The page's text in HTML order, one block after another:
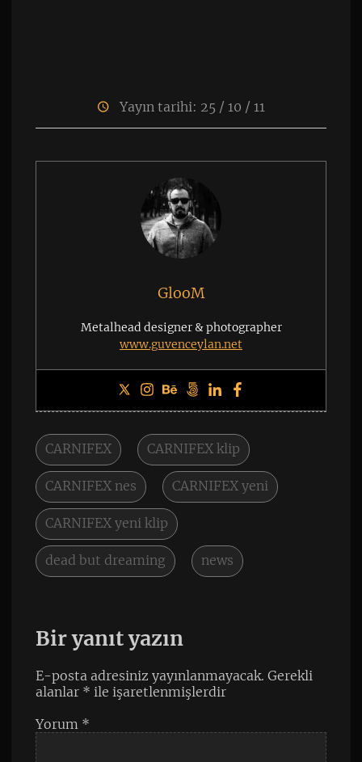
Yayın tarihi: 25 / 10 / 11
GlooM
Metalhead designer & photographer
www.guvenceylan.net
CARNIFEX CARNIFEX klip
CARNIFEX nes CARNIFEX yeni
CARNIFEX yeni klip
dead but dreaming news
Bir yanıt yazın
E-posta adresiniz yayınlanmayacak. Gerekli
alanlar * ile işaretlenmişlerdir
Yorum *